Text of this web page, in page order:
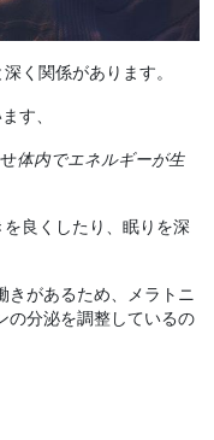
く関係があります。
す、
体内でエネルギーが生
良くしたり、眠りを深
きがあるため、メラトニ
の分泌を調整しているの